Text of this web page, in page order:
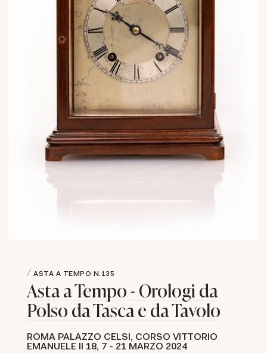
ASTA A TEMPO N.135
Asta a Tempo - Orologi da
Polso da Tasca e da Tavolo
ROMA PALAZZO CELSI, CORSO VITTORIO
EMANUELE II 18, 7 - 21 MARZO 2024